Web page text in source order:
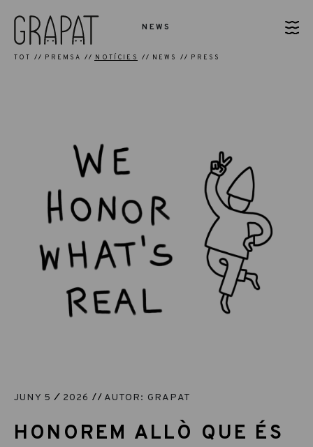
NEWS
TOT PREMSA NOTÍCIES NEWS PRESS
JUNY 5 2026 AUTOR: GRAPAT
HONOREM ALLÒ QUE ÉS